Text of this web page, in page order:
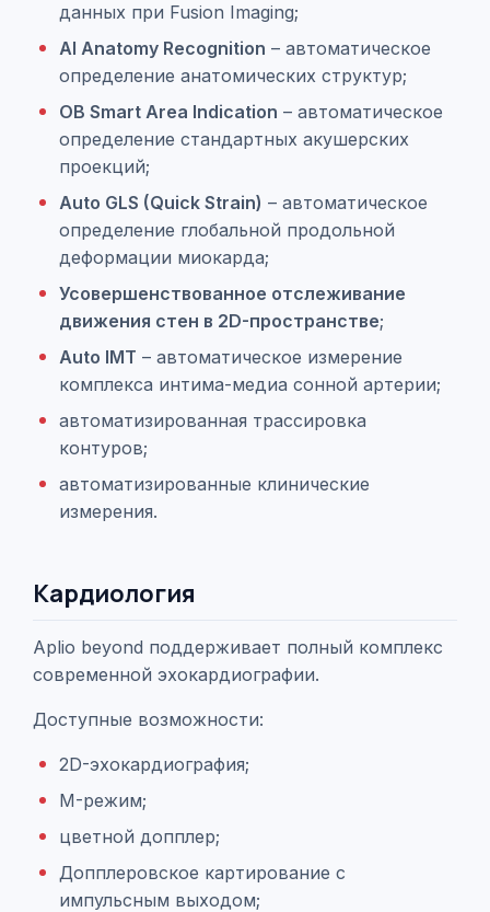
данных при Fusion Imaging;
AI Anatomy Recognition – автоматическое
определение анатомических структур;
OB Smart Area Indication – автоматическое
определение стандартных акушерских
проекций;
Auto GLS (Quick Strain) – автоматическое
определение глобальной продольной
деформации миокарда;
Усовершенствованное отслеживание
движения стен в 2D-пространстве;
Auto IMT – автоматическое измерение
комплекса интима-медиа сонной артерии;
автоматизированная трассировка
контуров;
автоматизированные клинические
измерения.
Кардиология
Aplio beyond поддерживает полный комплекс
современной эхокардиографии.
Доступные возможности:
2D-эхокардиография;
M-режим;
цветной допплер;
Допплеровское картирование с
импульсным выходом;